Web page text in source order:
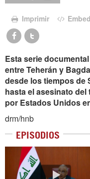
Imprimir Embed
Esta serie
entre Teherán y
desde los tiempos de
hasta el asesinato
por Estados Unidos
drm/hnb
EPISODIOS